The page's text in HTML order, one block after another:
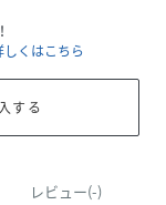
しくはこちら
する
レビュー(-)